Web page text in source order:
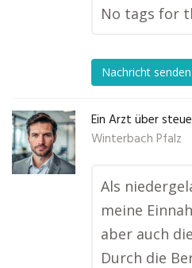
No tags for
Nachricht senden
Ein Arzt über
Winterbach Pfalz
Als
meine
aber auch
Durch die